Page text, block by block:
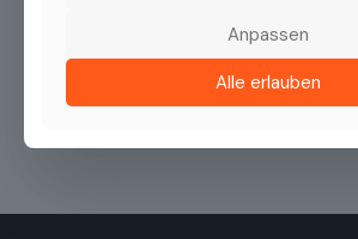
Datenschutzrichtlinien
Kenntnis genommen.
Anpassen
Alle erlauben